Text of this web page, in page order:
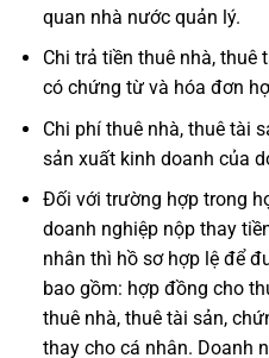
quan nhà nước quản lý.
Chi trả tiền thuê nhà,
có chứng từ và hóa đơn
Chi phí thuê nhà, thuê tài
sản xuất kinh doanh của
Đối với trường hợp trong
doanh nghiệp nộp thay
nhân thì hồ sơ hợp lệ để
bao gồm: hợp đồng cho
thuê nhà, thuê tài sản,
thay cho cá nhân. Doanh